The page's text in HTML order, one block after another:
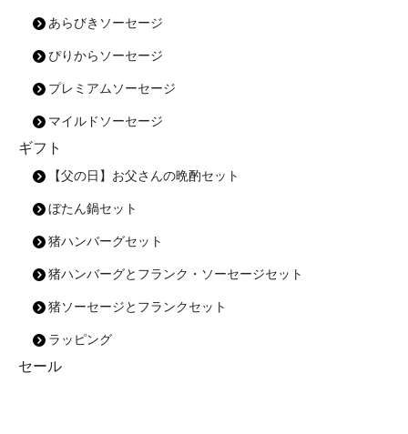
あらびきソーセージ
ぴりからソーセージ
プレミアムソーセージ
マイルドソーセージ
ギフト
【父の日】お父さんの晩酌セット
ぼたん鍋セット
猪ハンバーグセット
猪ハンバーグとフランク・ソーセージセット
猪ソーセージとフランクセット
ラッピング
セール